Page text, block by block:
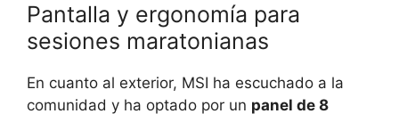
Pantalla y ergonomía para
sesiones maratonianas
En cuanto al exterior, MSI ha escuchado a la
comunidad y ha optado por un panel de 8